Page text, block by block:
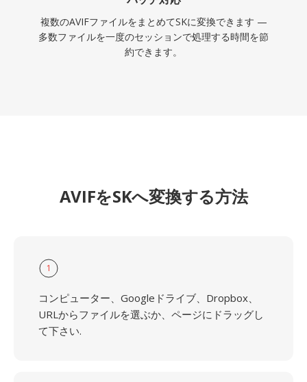
複数のAVIFファイルをまとめてSKに変換できます —
多数ファイルを一度のセッションで処理する時間を節
約できます。
AVIFをSKへ変換する方法
1
コンピューター、Googleドライブ、Dropbox、
URLからファイルを選ぶか、ページにドラッグし
て下さい.